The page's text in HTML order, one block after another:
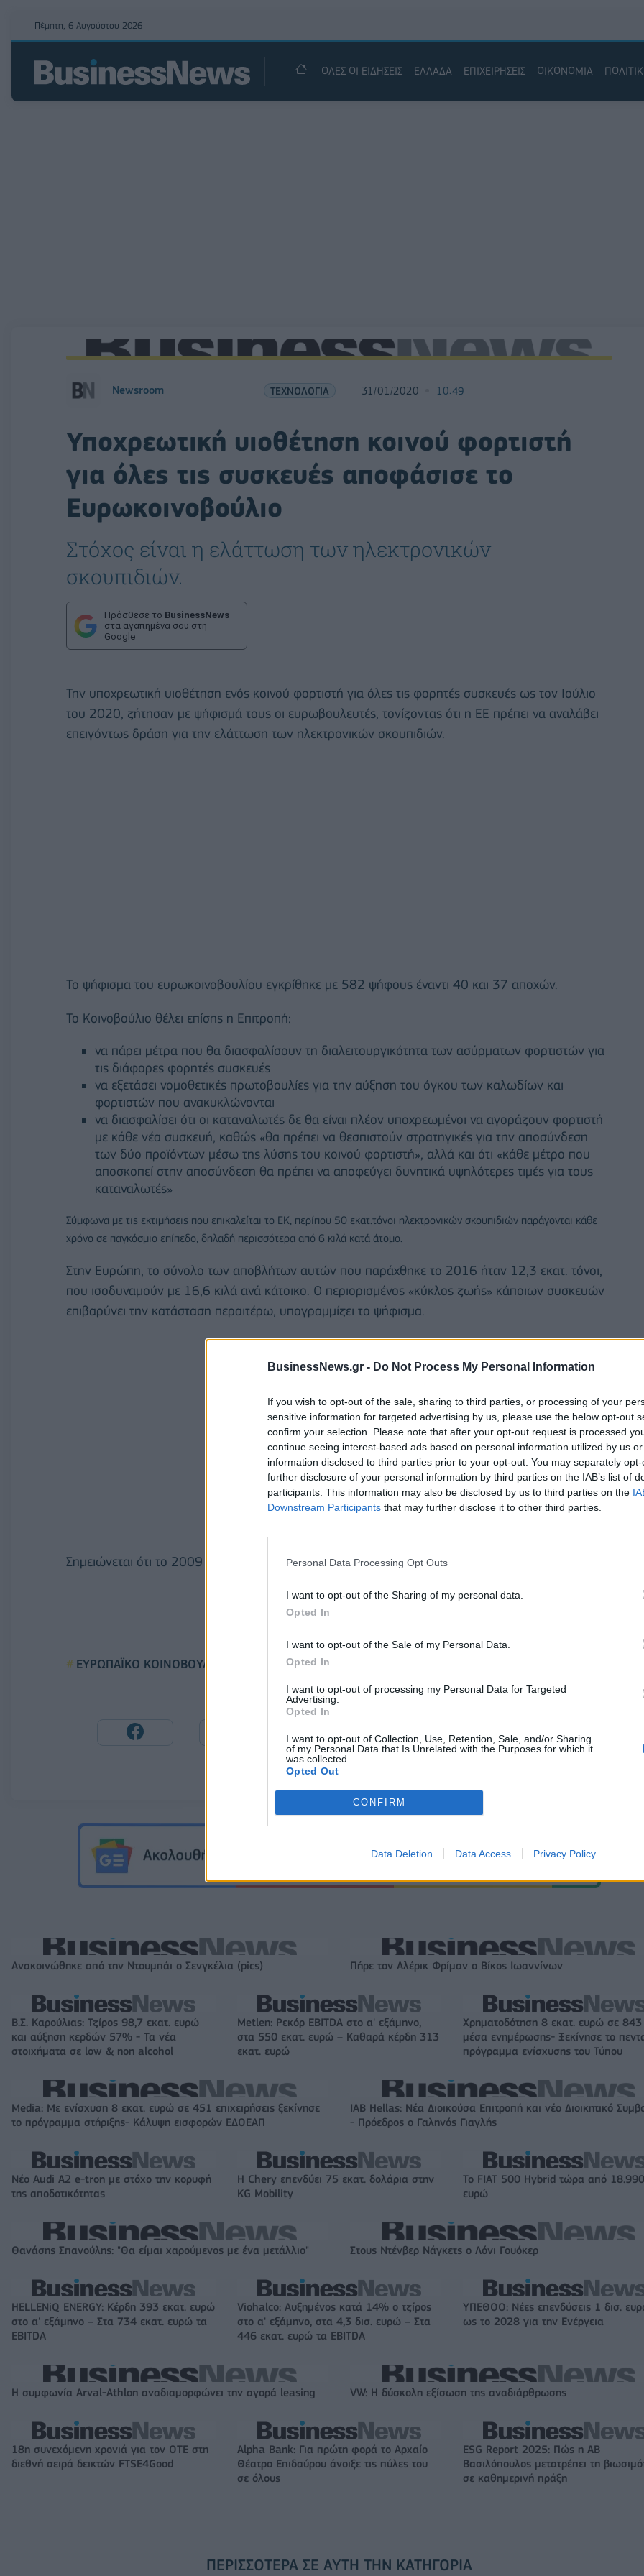
BusinessNews.gr - Do Not Process My Personal Information
If you wish to opt-out of the sale, sharing to third parties, or processing of your
sensitive information for targeted advertising by us, please use the below opt-out
confirm your selection. Please note that after your opt-out request is processed
continue seeing interest-based ads based on personal information utilized by us
information disclosed to third parties prior to your opt-out. You may separately
further disclosure of your personal information by third parties on the IAB’s list of
participants. This information may also be disclosed by us to third parties on the
Downstream Participants that may further disclose it to other third parties.
Personal Data Processing Opt Outs
I want to opt-out of the Sharing of my personal data.
Opted In
I want to opt-out of the Sale of my Personal Data.
Opted In
I want to opt-out of processing my Personal Data for Targeted
Advertising.
Opted In
I want to opt-out of Collection, Use, Retention, Sale, and/or Sharing
of my Personal Data that Is Unrelated with the Purposes for which it
was collected.
Opted Out
CONFIRM
Data Deletion Data Access Privacy Policy
Πέμπτη, 6 Αυγούστου 2026
ΟΛΕΣ ΟΙ ΕΙΔΗΣΕΙΣ ΕΛΛΑΔΑ ΕΠΙΧΕΙΡΗΣΕΙΣ ΟΙΚΟΝΟΜΙΑ
Newsroom ΤΕΧΝΟΛΟΓΙΑ 31/01/2020 10:49
Υποχρεωτική υιοθέτηση κοινού φορτιστή
για όλες τις συσκευές αποφάσισε το
Ευρωκοινοβούλιο
Στόχος είναι η ελάττωση των ηλεκτρονικών
σκουπιδιών.
Πρόσθεσε το BusinessNews
στα αγαπημένα σου στη
Google
Την υποχρεωτική υιοθέτηση ενός κοινού φορτιστή για όλες τις φορητές συσκευές ως τον Ιούλιο
του 2020, ζήτησαν με ψήφισμά τους οι ευρωβουλευτές, τονίζοντας ότι η ΕΕ πρέπει να αναλάβει
επειγόντως δράση για την ελάττωση των ηλεκτρονικών σκουπιδιών.
Το ψήφισμα του ευρωκοινοβουλίου εγκρίθηκε με 582 ψήφους έναντι 40 και 37 αποχών.
Το Κοινοβούλιο θέλει επίσης η Επιτροπή:
να πάρει μέτρα που θα διασφαλίσουν τη διαλειτουργικότητα των ασύρματων φορτιστών για
τις διάφορες φορητές συσκευές
να εξετάσει νομοθετικές πρωτοβουλίες για την αύξηση του όγκου των καλωδίων και
φορτιστών που ανακυκλώνονται
να διασφαλίσει ότι οι καταναλωτές δε θα είναι πλέον υποχρεωμένοι να αγοράζουν φορτιστή
με κάθε νέα συσκευή, καθώς «θα πρέπει να θεσπιστούν στρατηγικές για την αποσύνδεση
των δύο προϊόντων μέσω της λύσης του κοινού φορτιστή», αλλά και ότι «κάθε μέτρο που
αποσκοπεί στην αποσύνδεση θα πρέπει να αποφεύγει δυνητικά υψηλότερες τιμές για τους
καταναλωτές»
Σύμφωνα με τις εκτιμήσεις που επικαλείται το ΕΚ, περίπου 50 εκατ.τόνοι ηλεκτρονικών σκουπιδιών παράγονται κάθε
χρόνο σε παγκόσμιο επίπεδο, δηλαδή περισσότερα από 6 κιλά κατά άτομο.
Στην Ευρώπη, το σύνολο των αποβλήτων αυτών που παράχθηκε το 2016 ήταν 12,3 εκατ. τόνοι,
που ισοδυναμούν με 16,6 κιλά ανά κάτοικο. Ο περιορισμένος «κύκλος ζωής» κάποιων συσκευών
επιβαρύνει την κατάσταση περαιτέρω, υπογραμμίζει το ψήφισμα.
Σημειώνεται ότι το 2009 υπήρχαν περισσότεροι από 30 τύποι φορτιστών, ενώ σήμερα μόνο τρεις.
ΕΥΡΩΠΑΪΚΟ ΚΟΙΝΟΒΟΥΛΙΟ ΦΟΡΤΙΣΤΗΣ
Ανακοινώθηκε από την Ντουμπάι ο Σενγκέλια (pics) Πήρε τον Αλέρικ Φρίμαν ο Βίκος Ιωαννίνων
Β.Σ. Καρούλιας: Τζίρος 98,7 εκατ. ευρώ
και αύξηση κερδών 57% - Τα νέα
στοιχήματα σε low & non alcohol
Metlen: Ρεκόρ EBITDA στο α' εξάμηνο,
στα 550 εκατ. ευρώ – Καθαρά κέρδη 313
εκατ. ευρώ
Χρηματοδότηση 8 εκατ. ευρώ σε 843
μέσα ενημέρωσης- Ξεκίνησε το
πρόγραμμα ενίσχυσης του Τύπου
Media: Με ενίσχυση 8 εκατ. ευρώ σε 451 επιχειρήσεις ξεκίνησε
το πρόγραμμα στήριξης- Κάλυψη εισφορών ΕΔΟΕΑΠ
IAB Hellas: Νέα Διοικούσα Επιτροπή και νέο Διοικητικό
- Πρόεδρος ο Γαληνός Γιαγλής
Νέο Audi A2 e-tron με στόχο την κορυφή
της αποδοτικότητας
Η Chery επενδύει 75 εκατ. δολάρια στην
KG Mobility
Το FIAT 500 Hybrid τώρα από 18.990
ευρώ
Θανάσης Σπανούλης: "Θα είμαι χαρούμενος με ένα μετάλλιο" Στους Ντένβερ Νάγκετς ο Λόνι Γουόκερ
HELLENiQ ENERGY: Κέρδη 393 εκατ. ευρώ
στο α' εξάμηνο – Στα 734 εκατ. ευρώ τα
EBITDA
Viohalco: Αυξημένος κατά 14% ο τζίρος
στο α' εξάμηνο, στα 4,3 δισ. ευρώ – Στα
446 εκατ. ευρώ τα EBITDA
ΥΠΕΘΟΟ: Νέες επενδύσεις 1 δισ.
ως το 2028 για την Ενέργεια
Η συμφωνία Arval-Athlon αναδιαμορφώνει την αγορά leasing VW: Η δύσκολη εξίσωση της αναδιάρθρωσης
18η συνεχόμενη χρονιά για τον ΟΤΕ στη
διεθνή σειρά δεικτών FTSE4Good
Alpha Bank: Για πρώτη φορά το Αρχαίο
Θέατρο Επιδαύρου άνοιξε τις πύλες του
σε όλους
ESG Report 2025: Πώς η ΑΒ
Βασιλόπουλος μετατρέπει τη
σε καθημερινή πράξη
ΠΕΡΙΣΣΌΤΕΡΑ ΣΕ ΑΥΤΉ ΤΗΝ ΚΑΤΗΓΟΡΊΑ